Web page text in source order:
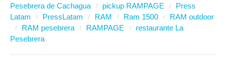
Pesebrera de Cachagua
pickup RAMPAGE
Press
Latam
PressLatam RAM Ram 1500
RAM outdoor
RAM pesebrera
RAMPAGE
restaurante La
Pesebrera